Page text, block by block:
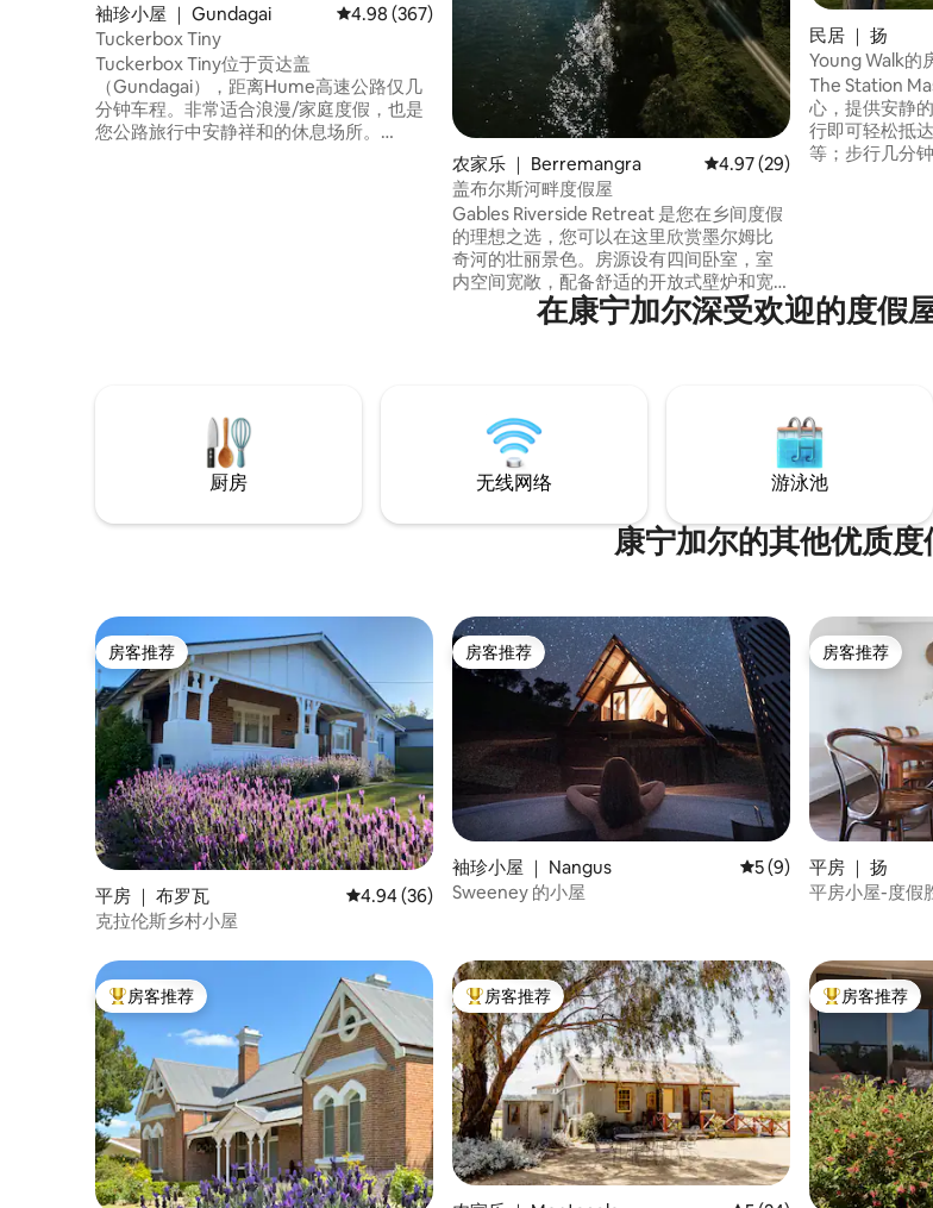
袖珍小屋 ｜ Gundagai 平均评分 4.98 分（满分 5 分），共 367 条评价
4.98 (367)
Tuckerbox Tiny
Tuckerbox Tiny位于贡达盖
（Gundagai），距离Hume高速公路仅几
分钟车程。非常适合浪漫/家庭度假，也是
您公路旅行中安静祥和的休息场所。
农家乐 ｜ Berremangra 平均评分 4.97 分（满分 5 分
4.97 (29)
盖布尔斯河畔度假屋
Gables Riverside Retreat 是您在乡间度假
的理想之选，您可以在这里欣赏墨尔姆比
奇河的壮丽景色。房源设有四间卧室，室
内空间宽敞，配备舒适的开放式壁炉和宽
敞的娱乐区，非常适合寻求宁静度假胜地
的家庭或团体入住。无论您是在阳台上放
里都是您放松身心、休闲和重新建立联系
的理想度假胜地。
民居 ｜ 扬
Young Walk的
主街、商店。
The Station
心，提供安静
行即可轻松抵
等；步行几分
在康宁加尔深受欢迎的度假
厨房 无线网络 游泳池
康宁加尔的其他优质度
房客推荐
房客推荐
平房 ｜ 布罗瓦 平均评分 4.94 分（满分 5 分），共 36 条评价
4.94 (36)
克拉伦斯乡村小屋
房客推荐
房客推荐
袖珍小屋 ｜ Nangus 平均评分 5 分（满分 5
5 (9)
Sweeney 的小屋
房客推荐
房客推荐
平房 ｜ 扬
平房小屋-度假
热门「房客推荐」
房客推荐 热门「房客推荐」
房客推荐 热门「房客推
房客推荐